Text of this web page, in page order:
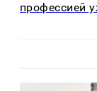
профессией